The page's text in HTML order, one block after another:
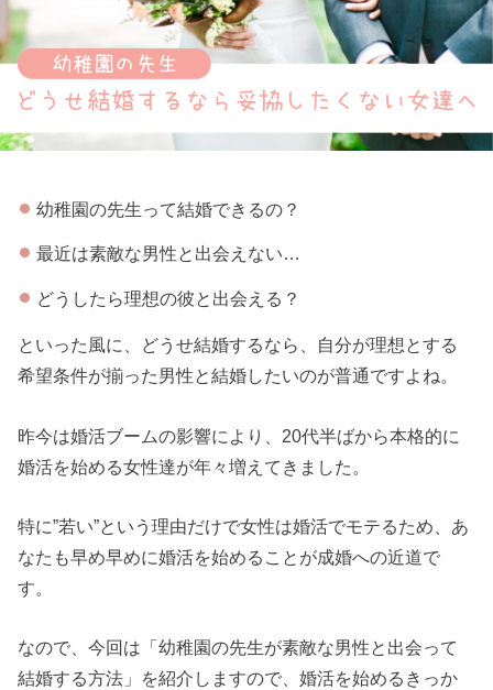
幼稚園の先生って結婚できるの？
最近は素敵な男性と出会えない…
どうしたら理想の彼と出会える？
といった風に、どうせ結婚するなら、自分が理想とする
希望条件が揃った男性と結婚したいのが普通ですよね。
昨今は婚活ブームの影響により、20代半ばから本格的に
婚活を始める女性達が年々増えてきました。
特に”若い”という理由だけで女性は婚活でモテるため、あ
なたも早め早めに婚活を始めることが成婚への近道で
す。
なので、今回は「幼稚園の先生が素敵な男性と出会って
結婚する方法」を紹介しますので、婚活を始めるきっか